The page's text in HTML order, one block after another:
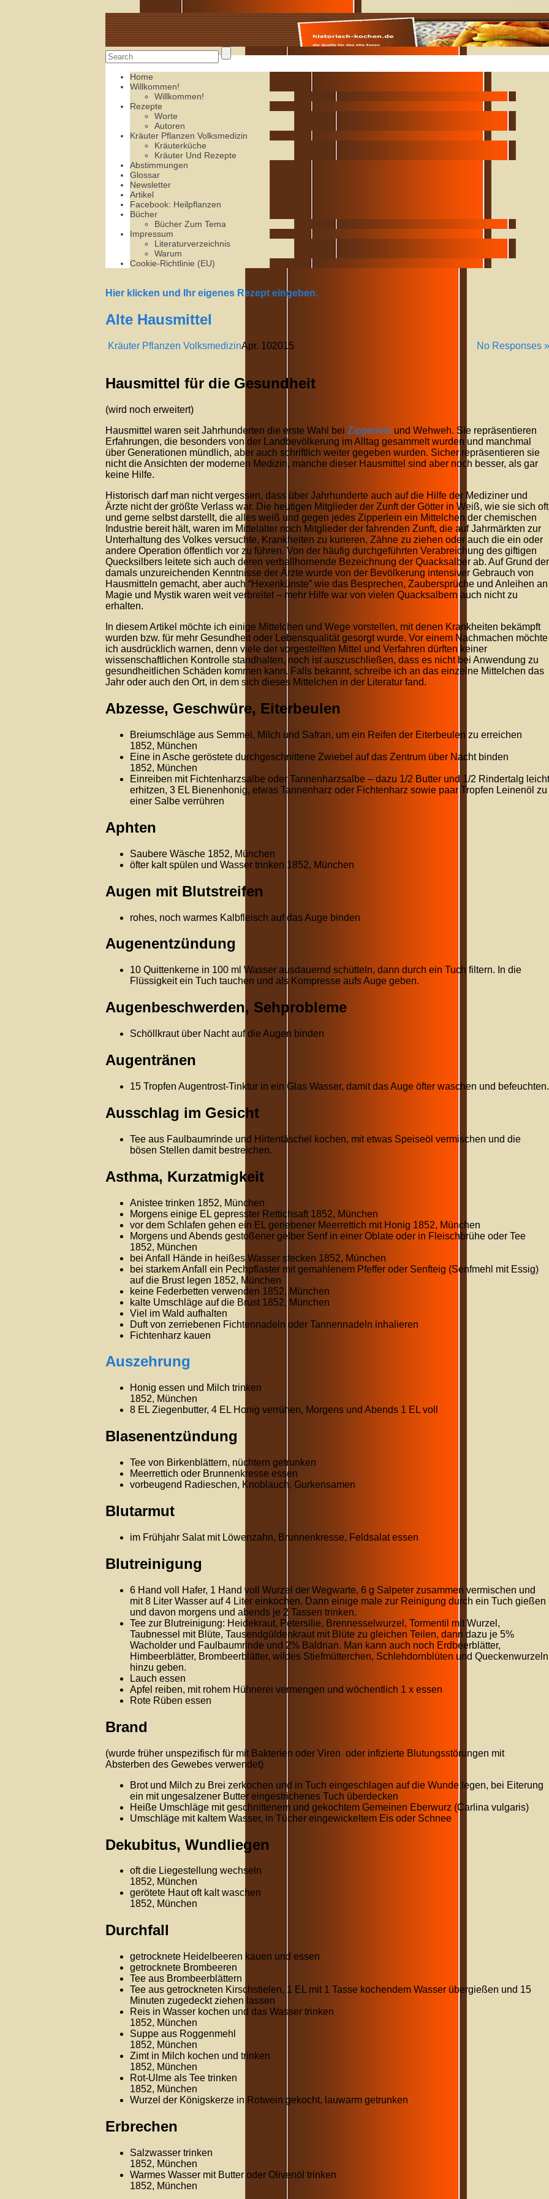
Alte Rezepte online
Home
Willkommen!
Willkommen!
Rezepte
Worte
Autoren
Kräuter Pflanzen Volksmedizin
Kräuterküche
Kräuter Und Rezepte
Abstimmungen
Glossar
Newsletter
Artikel
Facebook: Heilpflanzen
Bücher
Bücher Zum Tema
Impressum
Literaturverzeichnis
Warum
Cookie-Richtlinie (EU)
Hier klicken und Ihr eigenes Rezept eingeben.
Alte Hausmittel
Kräuter Pflanzen Volksmedizin No Responses »
Apr. 102015
Hausmittel für die Gesundheit
(wird noch erweitert)
Hausmittel waren seit Jahrhunderten die erste Wahl bei Zipperlein und Wehweh. Sie repräsentieren
Erfahrungen, die besonders von der Landbevölkerung im Alltag gesammelt wurden und manchmal
über Generationen mündlich, aber auch schriftlich weiter gegeben wurden. Sicher repräsentieren sie
nicht die Ansichten der modernen Medizin, manche dieser Hausmittel sind aber noch besser, als gar
keine Hilfe.
Historisch darf man nicht vergessen, dass über Jahrhunderte auch auf die Hilfe der Mediziner und
Ärzte nicht der größte Verlass war. Die heutigen Mitglieder der Zunft der Götter in Weiß, wie sie sich oft
und gerne selbst darstellt, die alles weiß und gegen jedes Zipperlein ein Mittelchen der chemischen
Industrie bereit hält, waren im Mittelalter noch Mitglieder der fahrenden Zunft, die auf Jahrmärkten zur
Unterhaltung des Volkes versuchte, Krankheiten zu kurieren, Zähne zu ziehen oder auch die ein oder
andere Operation öffentlich vor zu führen. Von der häufig durchgeführten Verabreichung des giftigen
Quecksilbers leitete sich auch deren verballhornende Bezeichnung der Quacksalber ab. Auf Grund der
damals unzureichenden Kenntnisse der Ärzte wurde von der Bevölkerung intensiver Gebrauch von
Hausmitteln gemacht, aber auch “Hexenkünste” wie das Besprechen, Zaubersprüche und Anleihen an
Magie und Mystik waren weit verbreitet – mehr Hilfe war von vielen Quacksalbern auch nicht zu
erhalten.
In diesem Artikel möchte ich einige Mittelchen und Wege vorstellen, mit denen Krankheiten bekämpft
wurden bzw. für mehr Gesundheit oder Lebensqualität gesorgt wurde. Vor einem Nachmachen möchte
ich ausdrücklich warnen, denn viele der vorgestellten Mittel und Verfahren dürften keiner
wissenschaftlichen Kontrolle standhalten, noch ist auszuschließen, dass es nicht bei Anwendung zu
gesundheitlichen Schäden kommen kann. Falls bekannt, schreibe ich an das einzelne Mittelchen das
Jahr oder auch den Ort, in dem sich dieses Mittelchen in der Literatur fand.
Abzesse, Geschwüre, Eiterbeulen
Breiumschläge aus Semmel, Milch und Safran, um ein Reifen der Eiterbeulen zu erreichen
1852, München
Eine in Asche geröstete durchgeschnittene Zwiebel auf das Zentrum über Nacht binden
1852, München
Einreiben mit Fichtenharzsalbe oder Tannenharzsalbe – dazu 1/2 Butter und 1/2 Rindertalg leicht
erhitzen, 3 EL Bienenhonig, etwas Tannenharz oder Fichtenharz sowie paar Tropfen Leinenöl zu
einer Salbe verrühren
Aphten
Saubere Wäsche 1852, München
öfter kalt spülen und Wasser trinken 1852, München
Augen mit Blutstreifen
rohes, noch warmes Kalbfleisch auf das Auge binden
Augenentzündung
10 Quittenkerne in 100 ml Wasser ausdauernd schütteln, dann durch ein Tuch filtern. In die
Flüssigkeit ein Tuch tauchen und als Kompresse aufs Auge geben.
Augenbeschwerden, Sehprobleme
Schöllkraut über Nacht auf die Augen binden
Augentränen
15 Tropfen Augentrost-Tinktur in ein Glas Wasser, damit das Auge öfter waschen und befeuchten.
Ausschlag im Gesicht
Tee aus Faulbaumrinde und Hirtentäschel kochen, mit etwas Speiseöl vermischen und die
bösen Stellen damit bestreichen.
Asthma, Kurzatmigkeit
Anistee trinken 1852, München
Morgens einige EL gepresster Rettichsaft 1852, München
vor dem Schlafen gehen ein EL geriebener Meerrettich mit Honig 1852, München
Morgens und Abends gestoßener gelber Senf in einer Oblate oder in Fleischbrühe oder Tee
1852, München
bei Anfall Hände in heißes Wasser stecken 1852, München
bei starkem Anfall ein Pechpflaster mit gemahlenem Pfeffer oder Senfteig (Senfmehl mit Essig)
auf die Brust legen 1852, München
keine Federbetten verwenden 1852, München
kalte Umschläge auf die Brust 1852, München
Viel im Wald aufhalten
Duft von zerriebenen Fichtennadeln oder Tannennadeln inhalieren
Fichtenharz kauen
Auszehrung
Honig essen und Milch trinken
1852, München
8 EL Ziegenbutter, 4 EL Honig verrühen, Morgens und Abends 1 EL voll
Blasenentzündung
Tee von Birkenblättern, nüchtern getrunken
Meerrettich oder Brunnenkresse essen
vorbeugend Radieschen, Knoblauch, Gurkensamen
Blutarmut
im Frühjahr Salat mit Löwenzahn, Brunnenkresse, Feldsalat essen
Blutreinigung
6 Hand voll Hafer, 1 Hand voll Wurzel der Wegwarte, 6 g Salpeter zusammen vermischen und
mit 8 Liter Wasser auf 4 Liter einkochen. Dann einige male zur Reinigung durch ein Tuch gießen
und davon morgens und abends je 2 Tassen trinken.
Tee zur Blutreinigung: Heidekraut, Petersilie, Brennesselwurzel, Tormentil mit Wurzel,
Taubnessel mit Blüte, Tausendgüldenkraut mit Blüte zu gleichen Teilen, dann dazu je 5%
Wacholder und Faulbaumrinde und 2% Baldrian. Man kann auch noch Erdbeerblätter,
Himbeerblätter, Brombeerblätter, wildes Stiefmütterchen, Schlehdornblüten und Queckenwurzeln
hinzu geben.
Lauch essen
Apfel reiben, mit rohem Hühnerei vermengen und wöchentlich 1 x essen
Rote Rüben essen
Brand
(wurde früher unspezifisch für mit Bakterien oder Viren oder infizierte Blutungsstörungen mit
Absterben des Gewebes verwendet)
Brot und Milch zu Brei zerkochen und in Tuch eingeschlagen auf die Wunde legen, bei Eiterung
ein mit ungesalzener Butter eingestrichenes Tuch überdecken
Heiße Umschläge mit geschnittenem und gekochtem Gemeinen Eberwurz (Carlina vulgaris)
Umschläge mit kaltem Wasser, in Tücher eingewickeltem Eis oder Schnee
Dekubitus, Wundliegen
oft die Liegestellung wechseln
1852, München
gerötete Haut oft kalt waschen
1852, München
Durchfall
getrocknete Heidelbeeren kauen und essen
getrocknete Brombeeren
Tee aus Brombeerblättern
Tee aus getrockneten Kirschstielen, 1 EL mit 1 Tasse kochendem Wasser übergießen und 15
Minuten zugedeckt ziehen lassen
Reis in Wasser kochen und das Wasser trinken
1852, München
Suppe aus Roggenmehl
1852, München
Zimt in Milch kochen und trinken
1852, München
Rot-Ulme als Tee trinken
1852, München
Wurzel der Königskerze in Rotwein gekocht, lauwarm getrunken
Erbrechen
Salzwasser trinken
1852, München
Warmes Wasser mit Butter oder Olivenöl trinken
1852, München